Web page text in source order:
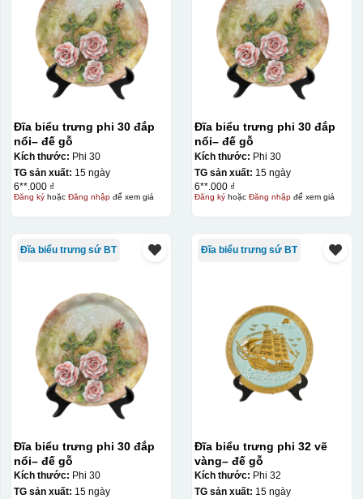
Kiểu in:
Đĩa biểu trưng phi 30 đắp
nổi– đế gỗ
Kích thước: Phi 30
TG sản xuất: 15 ngày
6**.000 ₫
Đăng kýhoặc Đăng nhậpđể xem giá
Đĩa biểu trưng phi 30 đắp
nổi– đế gỗ
Kích thước: Phi 30
TG sản xuất: 15 ngày
6**.000 ₫
Đăng kýhoặc Đăng nhậpđể xem giá
Đĩa biểu trưng sứ BT
Đĩa biểu trưng phi 30 đắp
nổi– đế gỗ
Kích thước: Phi 30
TG sản xuất: 15 ngày
Đĩa biểu trưng sứ BT
Đĩa biểu trưng phi 32 vẽ
vàng– đế gỗ
Kích thước: Phi 32
TG sản xuất: 15 ngày